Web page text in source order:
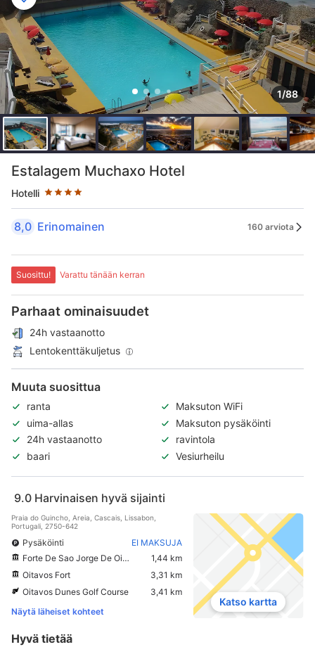
1/88
Estalagem Muchaxo Hotel
Hotelli
Tähtiluokitus 4 tähteä
8,0 Erinomainen 160 arviota
Suosittu! Varattu tänään kerran
Parhaat ominaisuudet
24h vastaanotto
Lentokenttäkuljetus
Muuta suosittua
ranta
Maksuton WiFi
uima-allas
Maksuton pysäköinti
24h vastaanotto
ravintola
baari
Vesiurheilu
9.0 Harvinaisen hyvä sijainti
Praia do Guincho, Areia, Cascais, Lissabon,
Portugali, 2750-642
Pysäköinti
EI MAKSUJA
Forte De Sao Jorge De Oitavos
1,44 km
Oitavos Fort
3,31 km
Oitavos Dunes Golf Course
3,41 km
Näytä läheiset kohteet
Katso kartta
Hyvä tietää